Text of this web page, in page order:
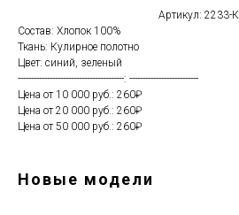
Артикул: 2233-К
Состав: Хлопок 100%
Ткань: Кулирное полотно
Цвет: синий, зеленый
----------------------------------------: --------------------------
Цена от 10 000 руб.: 260₽
Цена от 20 000 руб.: 260₽
Цена от 50 000 руб.: 260₽
Новые модели